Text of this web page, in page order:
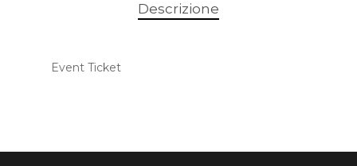
Descrizione
Event Ticket